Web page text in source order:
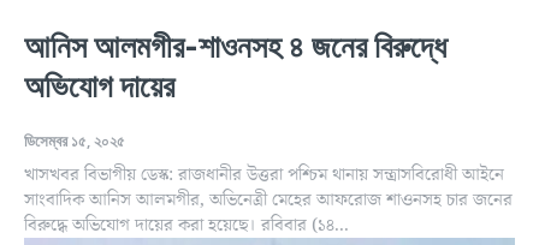
আনিস আলমগীর-শাওনসহ ৪ জনের বিরুদ্ধে
অভিযোগ দায়ের
ডিসেম্বর ১৫, ২০২৫
খাসখবর বিভাগীয় ডেস্ক: রাজধানীর উত্তরা পশ্চিম থানায় সন্ত্রাসবিরোধী আইনে
সাংবাদিক আনিস আলমগীর, অভিনেত্রী মেহের আফরোজ শাওনসহ চার জনের
বিরুদ্ধে অভিযোগ দায়ের করা হয়েছে। রবিবার (১৪...